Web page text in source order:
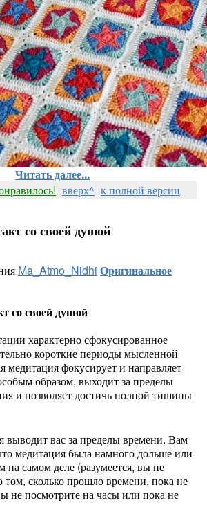
Читать далее...
вверх^ к полной версии
со своей душой
Ma_Atmo_Nidhi Оригинальное
со своей душой
характерно сфокусированное
короткие периоды мысленной
фокусирует и направляет
образом, выходит за пределы
и позволяет достичь полной тишины
выводит вас за пределы времени. Вам
медитация была намного дольше или
на самом деле (разумеется, вы не
том, сколько прошло времени, пока не
не посмотрите на часы или пока не